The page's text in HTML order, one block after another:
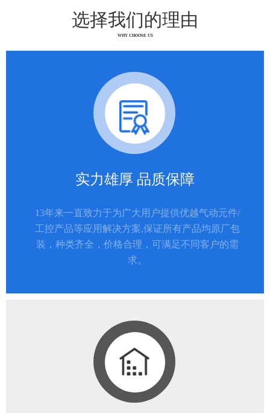
选择我们的理由
WHY CHOOSE US
实力雄厚 品质保障
13年来一直致力于为广大用户提供优越气动元件/
工控产品等应用解决方案,保证所有产品均原厂包
装，种类齐全，价格合理，可满足不同客户的需
求。